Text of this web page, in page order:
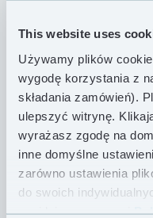
This website uses
Używamy plików
wygodę korzystania z
składania zamówień).
ulepszyć witrynę.
wyrażasz zgodę na
inne domyślne
zarówno ustawienia
do swoich
znajdziesz w naszej
Quantum 35 g
Wypełniony został
polskich białych
wierzchu są
można było
rozmieszczony puch.
podczas
miejscu. Bardzo
prostokątną kołdrę o
którą bez problemu